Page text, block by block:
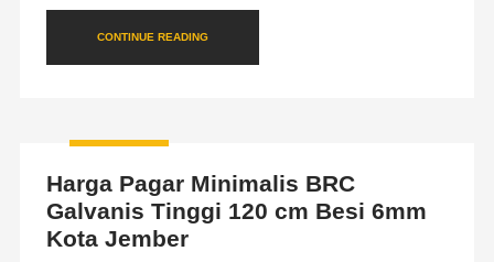
CONTINUE READING
Harga Pagar Minimalis BRC
Galvanis Tinggi 120 cm Besi 6mm
Kota Jember